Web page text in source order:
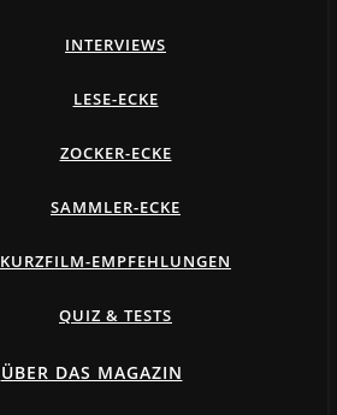
INTERVIEWS
LESE-ECKE
ZOCKER-ECKE
SAMMLER-ECKE
KURZFILM-EMPFEHLUNGEN
QUIZ & TESTS
ÜBER DAS MAGAZIN